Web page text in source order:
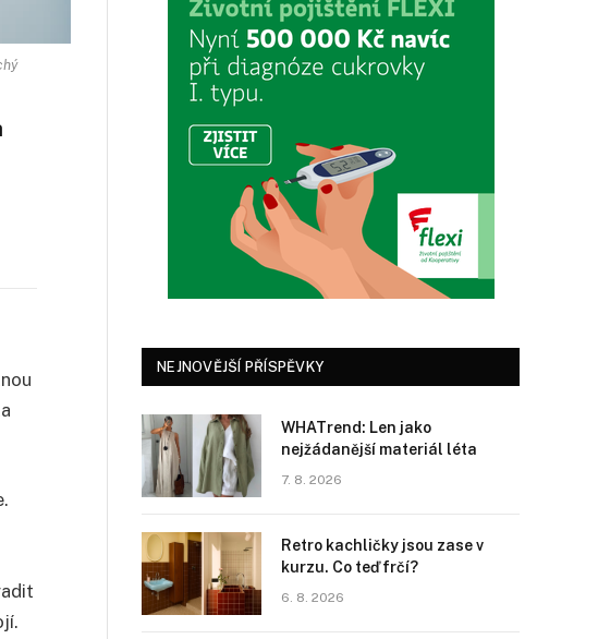
NEJNOVĚJŠÍ PŘÍSPĚVKY
WHATrend: Len jako
nejžádanější materiál léta
7. 8. 2026
Retro kachličky jsou zase v
kurzu. Co teď frčí?
6. 8. 2026